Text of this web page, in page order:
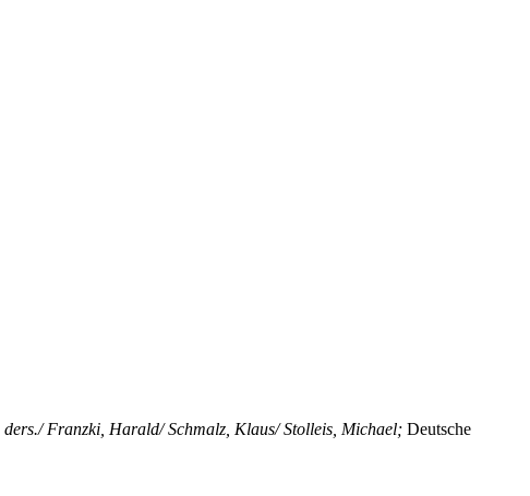
ders./ Franzki, Harald/ Schmalz, Klaus/ Stolleis, Michael; Deutsche